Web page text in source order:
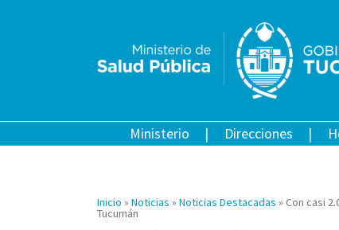
Ministerio Direcciones
Inicio » Noticias » Noticias Destacadas » Con casi
Tucumán